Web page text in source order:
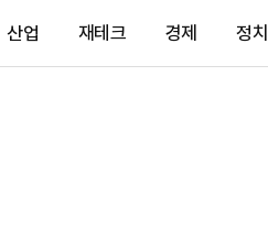
산업 재테크 경제 정치